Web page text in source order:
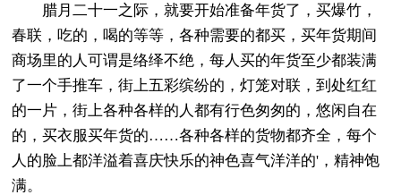
腊月二十一之际，就要开始准备年货了，买爆竹，
春联，吃的，喝的等等，各种需要的都买，买年货期间
商场里的人可谓是络绎不绝，每人买的年货至少都装满
了一个手推车，街上五彩缤纷的，灯笼对联，到处红红
的一片，街上各种各样的人都有行色匆匆的，悠闲自在
的，买衣服买年货的……各种各样的货物都齐全，每个
人的脸上都洋溢着喜庆快乐的神色喜气洋洋的'，精神饱
满。